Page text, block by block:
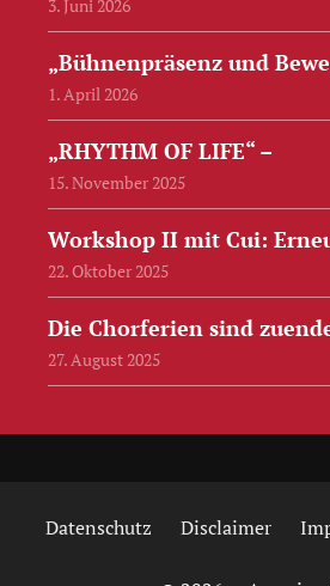
3. Juni 2026
„Bühnenpräsenz und
1. April 2026
„RHYTHM OF LIFE“ –
15. November 2025
Workshop II mit Cui:
22. Oktober 2025
Die Chorferien sind
27. August 2025
Datenschutz Disclaimer